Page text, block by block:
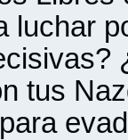
luchar
tus